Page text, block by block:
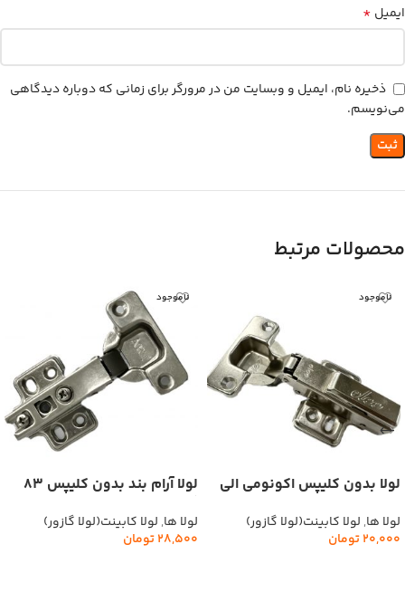
ایمیل *
ذخیره نام، ایمیل و وبسایت من در مرورگر برای زمانی که دوباره دیدگاهی
می‌نویسم.
محصولات مرتبط
ناموجود
لولا بدون کلیپس اکونومی الی
لولا ها, لولا کابینت(لولا گازور)
20,000تومان
ناموجود
لولا آرام بند بدون کلیپس 83
لولا ها, لولا کابینت(لولا گازور)
28,500تومان